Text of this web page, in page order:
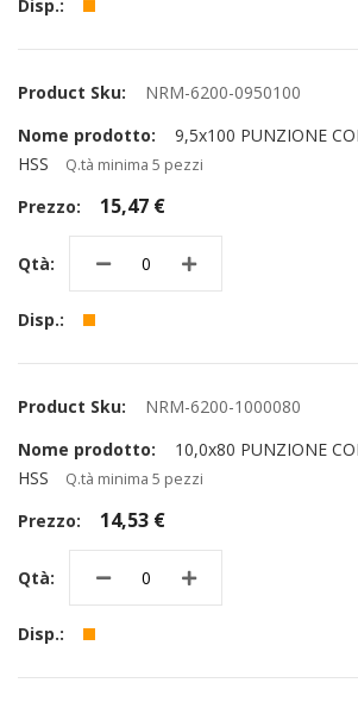
NRM-6200-0950100
9,5x100 PUNZIONE
HSS
Q.tà minima 5 pezzi
15,47 €
NRM-6200-1000080
10,0x80 PUNZIONE
HSS
Q.tà minima 5 pezzi
14,53 €